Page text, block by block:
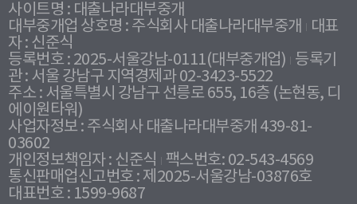
사이트명 : 대출나라대부중개
대부중개업 상호명 : 주식회사 대출나라대부중개
대표
자 : 신준식
등록번호 : 2025-서울강남-0111(대부중개업) 등록기
관 : 서울 강남구 지역경제과 02-3423-5522
주소 : 서울특별시 강남구 선릉로 655, 16층 (논현동, 디
에이원타워)
사업자정보 : 주식회사 대출나라대부중개 439-81-
03602
개인정보책임자 : 신준식
팩스번호: 02-543-4569
통신판매업신고번호 : 제2025-서울강남-03876호
대표번호 : 1599-9687